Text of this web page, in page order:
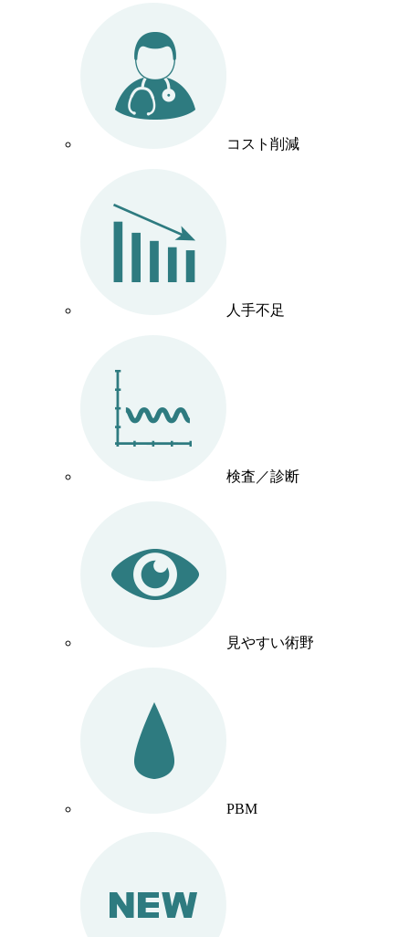
コスト削減
人手不足
検査／診断
見やすい術野
PBM